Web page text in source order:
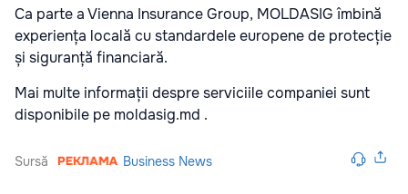
Ca parte a Vienna Insurance Group, MOLDASIG îmbină
experiența locală cu standardele europene de protecție
și siguranță financiară.
Mai multe informații despre serviciile companiei sunt
disponibile pe moldasig.md .
Sursă Business News